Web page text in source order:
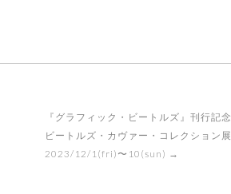
『グラフィック・ビートルズ』刊行記念
ビートルズ・カヴァー・コレクション展
2023/12/1(fri)〜10(sun) →